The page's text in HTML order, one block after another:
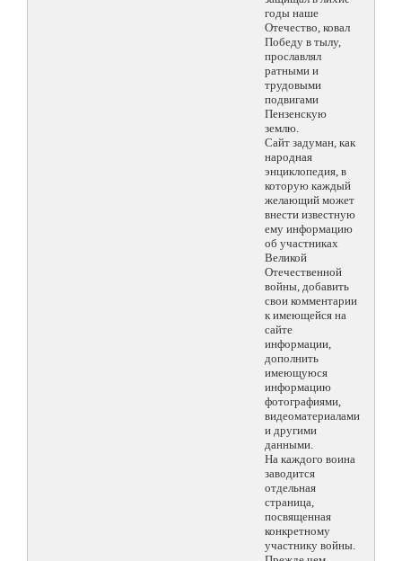
годы наше
Отечество, ковал
Победу в тылу,
прославлял
ратными и
трудовыми
подвигами
Пензенскую
землю.
Сайт задуман, как
народная
энциклопедия, в
которую каждый
желающий может
внести известную
ему информацию
об участниках
Великой
Отечественной
войны, добавить
свои комментарии
к имеющейся на
сайте
информации,
дополнить
имеющуюся
информацию
фотографиями,
видеоматериалами
и другими
данными.
На каждого воина
заводится
отдельная
страница,
посвященная
конкретному
участнику войны.